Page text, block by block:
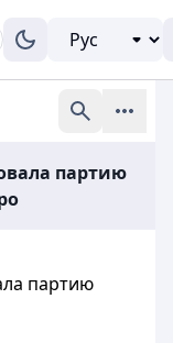
партию
партию